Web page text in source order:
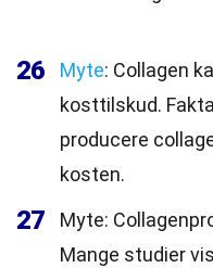
26 Myte: Collagen
kosttilskud.
producere
kosten.
27
Myte:
Mange studier